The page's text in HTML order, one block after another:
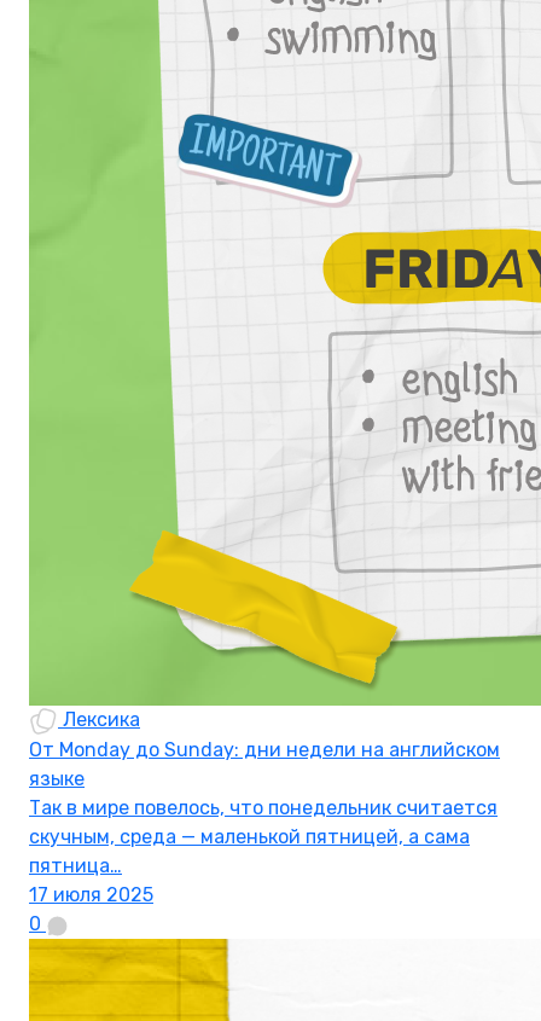
Лексика
От Monday до Sunday: дни недели на английском
языке
Так в мире повелось, что понедельник считается
скучным, среда — маленькой пятницей, а сама
пятница…
17 июля 2025
0